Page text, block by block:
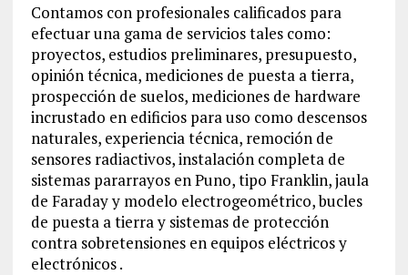
Contamos con profesionales calificados para
efectuar una gama de servicios tales como:
proyectos, estudios preliminares, presupuesto,
opinión técnica, mediciones de puesta a tierra,
prospección de suelos, mediciones de hardware
incrustado en edificios para uso como descensos
naturales, experiencia técnica, remoción de
sensores radiactivos, instalación completa de
sistemas pararrayos en Puno, tipo Franklin, jaula
de Faraday y modelo electrogeométrico, bucles
de puesta a tierra y sistemas de protección
contra sobretensiones en equipos eléctricos y
electrónicos .